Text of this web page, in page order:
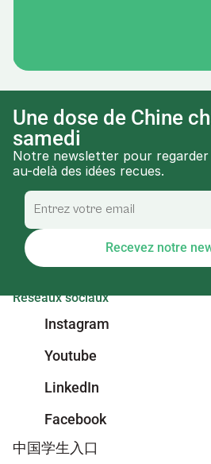
Recevez notre
Une dose de Chine
samedi
Notre newsletter pour
au-delà des idées recues.
Réseaux sociaux
Instagram
Youtube
LinkedIn
Facebook
中国学生入口